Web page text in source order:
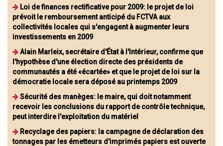
Loi de finances rectificative pour 2009: le projet de loi
prévoit le remboursement anticipé du FCTVA aux
collectivités locales qui s'engagent à augmenter leurs
investissements en 2009
Alain Marleix, secrétaire d'État à l'Intérieur, confirme que
l'hypothèse d'une élection directe des présidents de
communautés a été «écartée» et que le projet de loi sur la
démocratie locale sera déposé au printemps 2009
Sécurité des manèges: le maire, qui doit notamment
recevoir les conclusions du rapport de contrôle technique,
peut interdire l'exploitation du matériel
Recyclage des papiers: la campagne de déclaration des
tonnages par les émetteurs d'imprimés papiers est ouverte